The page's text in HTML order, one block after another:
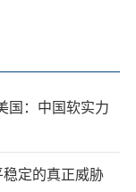
国：中国软实力
稳定的真正威胁